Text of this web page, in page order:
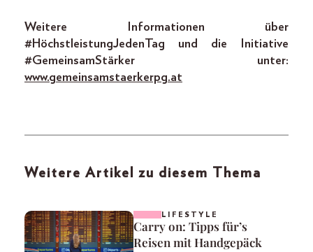
Weitere Informationen über
#HöchstleistungJedenTag und die Initiative
#GemeinsamStärker unter:
www.gemeinsamstaerkerpg.at
Weitere Artikel zu diesem Thema
LIFESTYLE
Carry on: Tipps für’s
Reisen mit Handgepäck